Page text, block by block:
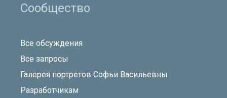
Сообщество
Все обсуждения
Все запросы
Галерея портретов Софьи Васильевны
Разработчикам